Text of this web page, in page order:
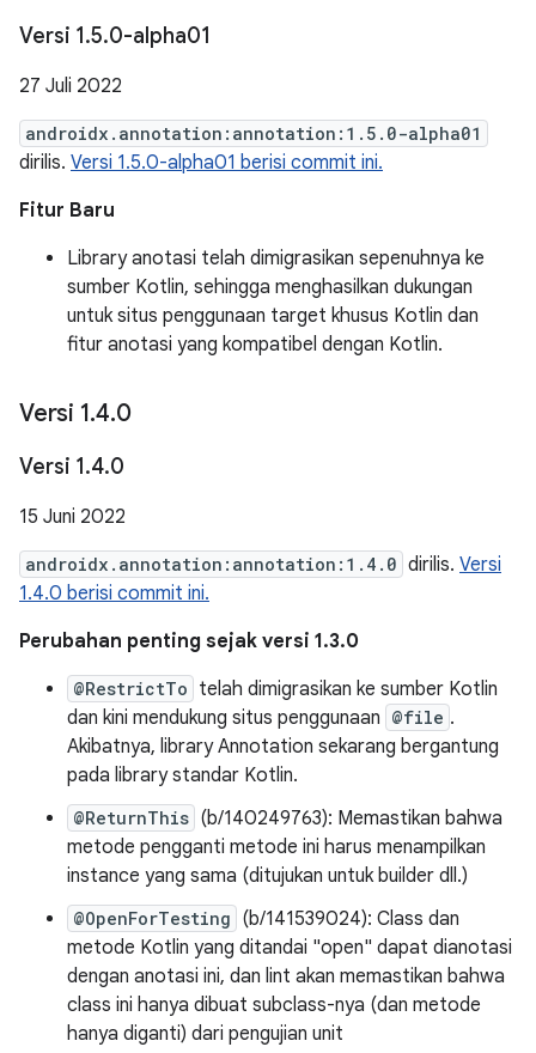
Versi 1.5.0-alpha01
27 Juli 2022
androidx.annotation:annotation:1.5.0-alpha01
dirilis. Versi 1.5.0-alpha01 berisi commit ini.
Fitur Baru
Library anotasi telah dimigrasikan sepenuhnya ke
sumber Kotlin, sehingga menghasilkan dukungan
untuk situs penggunaan target khusus Kotlin dan
fitur anotasi yang kompatibel dengan Kotlin.
Versi 1.4.0
Versi 1.4.0
15 Juni 2022
androidx.annotation:annotation:1.4.0 dirilis. Versi
1.4.0 berisi commit ini.
Perubahan penting sejak versi 1.3.0
@RestrictTo telah dimigrasikan ke sumber Kotlin
dan kini mendukung situs penggunaan @file .
Akibatnya, library Annotation sekarang bergantung
pada library standar Kotlin.
@ReturnThis (b/140249763): Memastikan bahwa
metode pengganti metode ini harus menampilkan
instance yang sama (ditujukan untuk builder dll.)
@OpenForTesting (b/141539024): Class dan
metode Kotlin yang ditandai "open" dapat dianotasi
dengan anotasi ini, dan lint akan memastikan bahwa
class ini hanya dibuat subclass-nya (dan metode
hanya diganti) dari pengujian unit